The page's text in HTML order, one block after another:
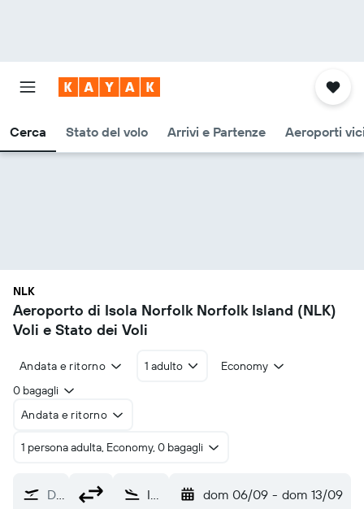
Cerca Stato del volo Arrivi e Partenze Aeroporti
NLK
Aeroporto di Isola Norfolk Norfolk Island (NLK)
Voli e Stato dei Voli
Andata e ritorno 1 adulto
Economy
0 bagagli
Andata e ritorno
1 persona adulta, Economy, 0 bagagli
Da dove? Isola Norfolk Norfolk Island (NLK) dom 06/09 - dom 13/09